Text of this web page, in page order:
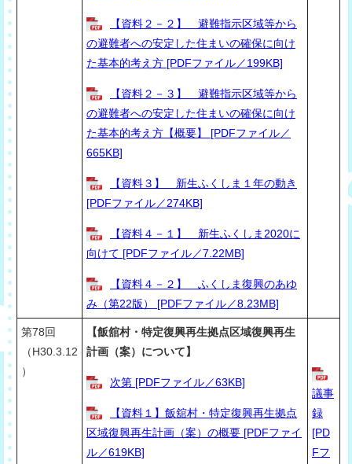
【資料２－２】 避難指示区域等から
の避難者への安定した住まいの確保に向け
た基本的考え方 [PDFファイル／199KB]
【資料２－３】 避難指示区域等から
の避難者への安定した住まいの確保に向け
た基本的考え方【概要】 [PDFファイル／
665KB]
【資料３】 新生ふくしま１年の動き
[PDFファイル／274KB]
【資料４－１】 新生ふくしま2020に
向けて [PDFファイル／7.22MB]
【資料４－２】 ふくしま復興のあゆ
み（第22版） [PDFファイル／8.23MB]
第78回
（H30.3.12
）
【飯舘村・特定復興再生拠点区域復興再生
計画（案）について】
次第 [PDFファイル／63KB]
【資料１】飯舘村・特定復興再生拠点
区域復興再生計画（案）の概要 [PDFファイ
ル／619KB]
議事
録
[PD
Fフ